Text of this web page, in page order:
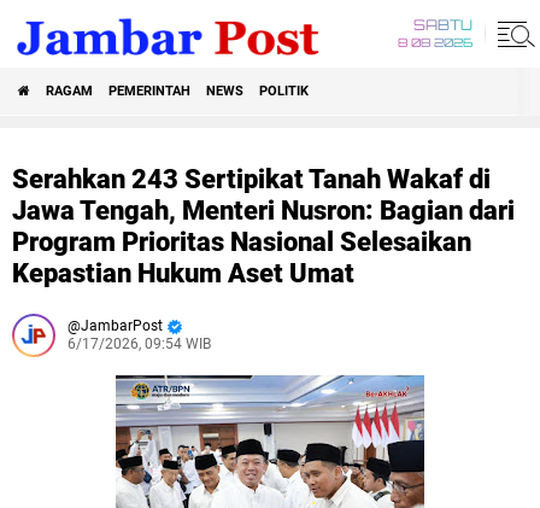
SABTU
8 08 2026
RAGAM PEMERINTAH NEWS POLITIK
Serahkan 243 Sertipikat Tanah Wakaf di
Jawa Tengah, Menteri Nusron: Bagian dari
Program Prioritas Nasional Selesaikan
Kepastian Hukum Aset Umat
JambarPost
6/17/2026, 09:54 WIB